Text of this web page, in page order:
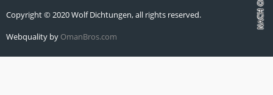
Copyright © 2020 Wolf Dichtungen, all rights reserved.
Webquality by OmanBros.com